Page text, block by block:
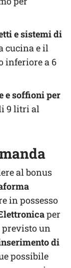
e sistemi di
cucina e il
inferiore a 6
e soffioni per
9 litri al
al bonus
in possesso
per
previsto un
di
possibile